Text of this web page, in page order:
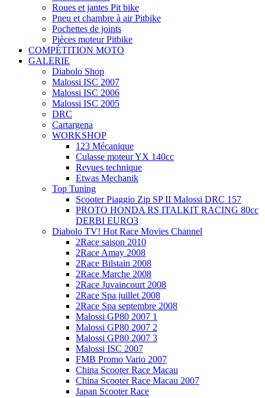
Roues et jantes Pit bike
Pneu et chambre à air Pitbike
Pochettes de joints
Pièces moteur Pitbike
COMPÉTITION MOTO
GALERIE
Diabolo Shop
Malossi ISC 2007
Malossi ISC 2006
Malossi ISC 2005
DRC
Cartargena
WORKSHOP
123 Mécanique
Culasse moteur YX 140cc
Revues technique
Etwas Mechanik
Top Tuning
Scooter Piaggio Zip SP II Malossi DRC 157
PROTO HONDA RS ITALKIT RACING 80cc
DERBI EURO3
Diabolo TV! Hot Race Movies Channel
2Race saison 2010
2Race Amay 2008
2Race Bilstain 2008
2Race Marche 2008
2Race Juvaincourt 2008
2Race Spa juillet 2008
2Race Spa septembre 2008
Malossi GP80 2007 1
Malossi GP80 2007 2
Malossi GP80 2007 3
Malossi ISC 2007
FMB Promo Vario 2007
China Scooter Race Macau
China Scooter Race Macau 2007
Japan Scooter Race